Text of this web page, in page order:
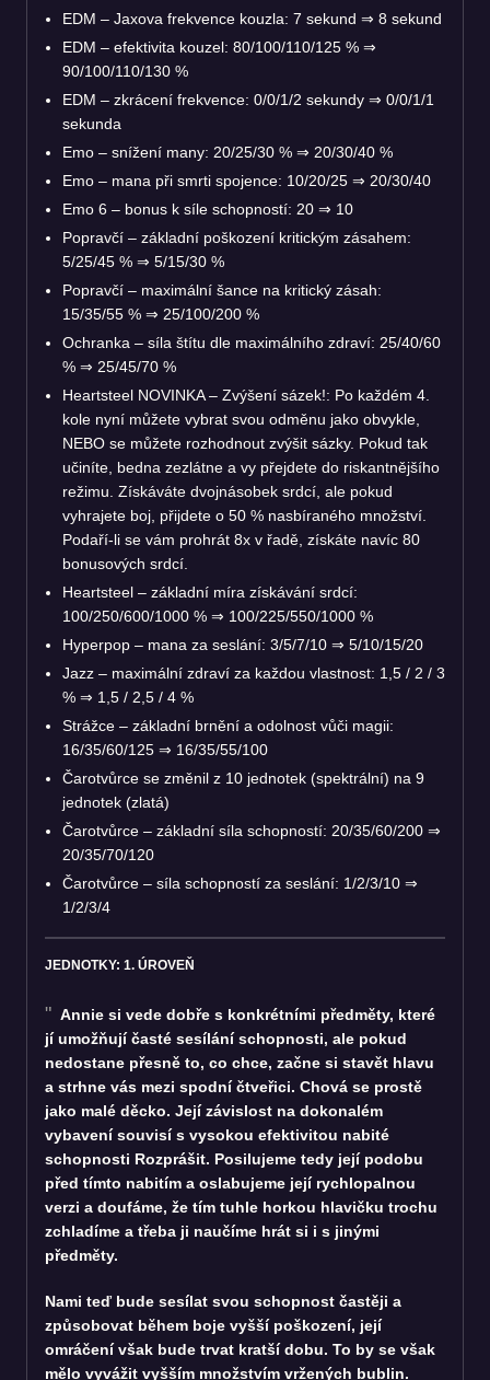
EDM – Jaxova frekvence kouzla: 7 sekund ⇒ 8 sekund
EDM – efektivita kouzel: 80/100/110/125 % ⇒
90/100/110/130 %
EDM – zkrácení frekvence: 0/0/1/2 sekundy ⇒ 0/0/1/1
sekunda
Emo – snížení many: 20/25/30 % ⇒ 20/30/40 %
Emo – mana při smrti spojence: 10/20/25 ⇒ 20/30/40
Emo 6 – bonus k síle schopností: 20 ⇒ 10
Popravčí – základní poškození kritickým zásahem:
5/25/45 % ⇒ 5/15/30 %
Popravčí – maximální šance na kritický zásah:
15/35/55 % ⇒ 25/100/200 %
Ochranka – síla štítu dle maximálního zdraví: 25/40/60
% ⇒ 25/45/70 %
Heartsteel NOVINKA – Zvýšení sázek!: Po každém 4.
kole nyní můžete vybrat svou odměnu jako obvykle,
NEBO se můžete rozhodnout zvýšit sázky. Pokud tak
učiníte, bedna zezlátne a vy přejdete do riskantnějšího
režimu. Získáváte dvojnásobek srdcí, ale pokud
vyhrajete boj, přijdete o 50 % nasbíraného množství.
Podaří-li se vám prohrát 8x v řadě, získáte navíc 80
bonusových srdcí.
Heartsteel – základní míra získávání srdcí:
100/250/600/1000 % ⇒ 100/225/550/1000 %
Hyperpop – mana za seslání: 3/5/7/10 ⇒ 5/10/15/20
Jazz – maximální zdraví za každou vlastnost: 1,5 / 2 / 3
% ⇒ 1,5 / 2,5 / 4 %
Strážce – základní brnění a odolnost vůči magii:
16/35/60/125 ⇒ 16/35/55/100
Čarotvůrce se změnil z 10 jednotek (spektrální) na 9
jednotek (zlatá)
Čarotvůrce – základní síla schopností: 20/35/60/200 ⇒
20/35/70/120
Čarotvůrce – síla schopností za seslání: 1/2/3/10 ⇒
1/2/3/4
JEDNOTKY: 1. ÚROVEŇ
Annie si vede dobře s konkrétními předměty, které
jí umožňují časté sesílání schopnosti, ale pokud
nedostane přesně to, co chce, začne si stavět hlavu
a strhne vás mezi spodní čtveřici. Chová se prostě
jako malé děcko. Její závislost na dokonalém
vybavení souvisí s vysokou efektivitou nabité
schopnosti Rozprášit. Posilujeme tedy její podobu
před tímto nabitím a oslabujeme její rychlopalnou
verzi a doufáme, že tím tuhle horkou hlavičku trochu
zchladíme a třeba ji naučíme hrát si i s jinými
předměty.
Nami teď bude sesílat svou schopnost častěji a
způsobovat během boje vyšší poškození, její
omráčení však bude trvat kratší dobu. To by se však
mělo vyvážit vyšším množstvím vržených bublin.